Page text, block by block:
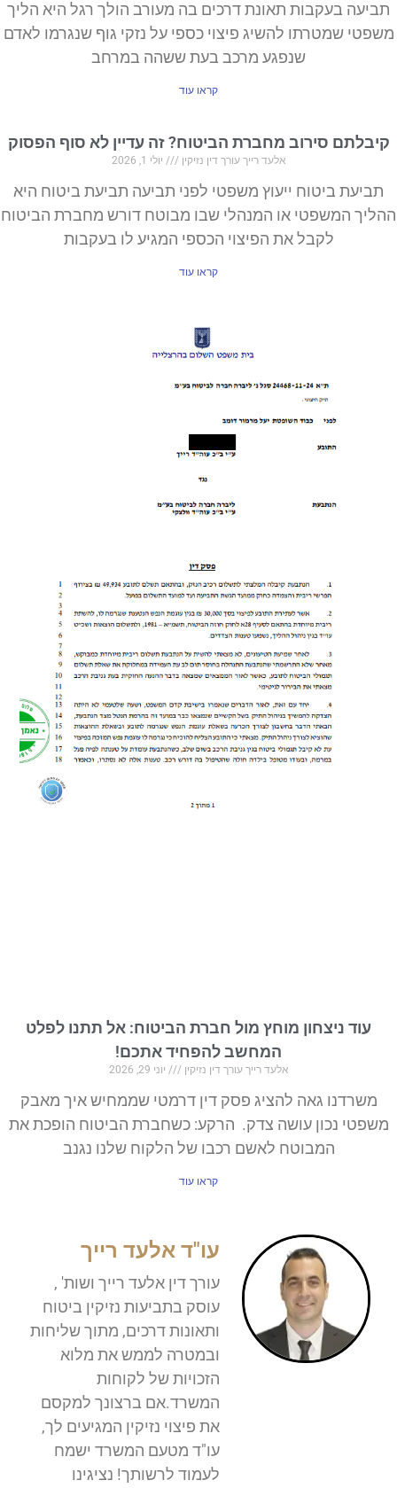
תביעה בעקבות תאונת דרכים בה מעורב הולך רגל היא הליך
משפטי שמטרתו להשיג פיצוי כספי על נזקי גוף שנגרמו לאדם
שנפגע מרכב בעת ששהה במרחב
קראו עוד
קיבלתם סירוב מחברת הביטוח? זה עדיין לא סוף הפסוק
אלעד רייך עורך דין נזיקין יולי 1, 2026
תביעת ביטוח ייעוץ משפטי לפני תביעה תביעת ביטוח היא
ההליך המשפטי או המנהלי שבו מבוטח דורש מחברת הביטוח
לקבל את הפיצוי הכספי המגיע לו בעקבות
קראו עוד
עוד ניצחון מוחץ מול חברת הביטוח: אל תתנו לפלט
המחשב להפחיד אתכם!
אלעד רייך עורך דין נזיקין יוני 29, 2026
משרדנו גאה להציג פסק דין דרמטי שממחיש איך מאבק
משפטי נכון עושה צדק. הרקע: כשחברת הביטוח הופכת את
המבוטח לאשם רכבו של הלקוח שלנו נגנב
קראו עוד
עו"ד אלעד רייך
עורך דין אלעד רייך ושות' ,
עוסק בתביעות נזיקין ביטוח
ותאונות דרכים, מתוך שליחות
ובמטרה לממש את מלוא
הזכויות של לקוחות
המשרד.אם ברצונך למקסם
את פיצוי נזיקין המגיעים לך,
עו"ד מטעם המשרד ישמח
לעמוד לרשותך! נציגינו